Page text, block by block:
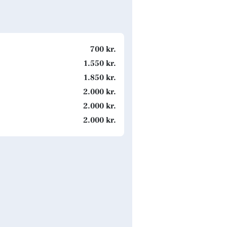
700 kr.
1.550 kr.
1.850 kr.
2.000 kr.
2.000 kr.
2.000 kr.